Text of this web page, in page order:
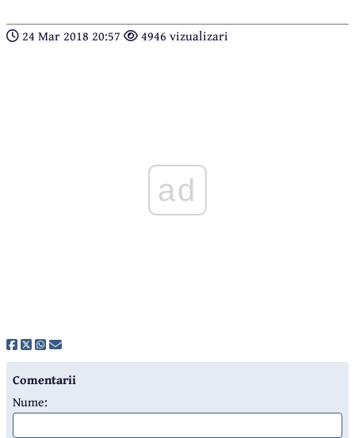
24 Mar 2018 20:57 4946 vizualizari
ad
Comentarii
Nume: